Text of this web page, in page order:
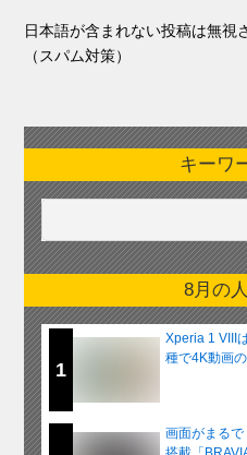
日本語が含まれない投稿は無視
（スパム対策）
キーワ
8月の
1
Xperia 1 VIII
種で4K動画
画面がまる